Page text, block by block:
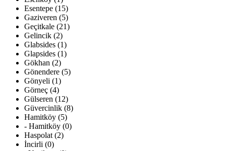
Esentepe (15)
Gaziveren (5)
Geçitkale (21)
Gelincik (2)
Glabsides (1)
Glapsides (1)
Gökhan (2)
Gönendere (5)
Gönyeli (1)
Görneç (4)
Gülseren (12)
Güvercinlik (8)
Hamitköy (5)
- Hamitköy (0)
Haspolat (2)
İncirli (0)